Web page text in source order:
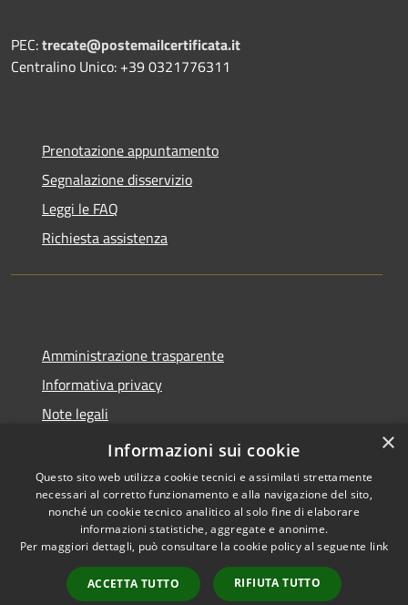
PEC:trecate@postemailcertificata.it
Centralino Unico: +39 0321776311
Prenotazione appuntamento
Segnalazione disservizio
Leggi le FAQ
Richiesta assistenza
Amministrazione trasparente
Informativa privacy
Note legali
Dichiarazione di accessibilità
Accessibilità
Copyright © 2026 • Comune di
Trecate • Powered by
Municipium•
Accesso
×
Informazioni sui cookie
Questo sito web utilizza cookie tecnici e assimilati strettamente
necessari al corretto funzionamento e alla navigazione del sito,
nonché un cookie tecnico analitico al solo fine di elaborare
informazioni statistiche, aggregate e anonime.
Per maggiori dettagli, può consultare la cookie policy al seguente link
ACCETTA TUTTO RIFIUTA TUTTO